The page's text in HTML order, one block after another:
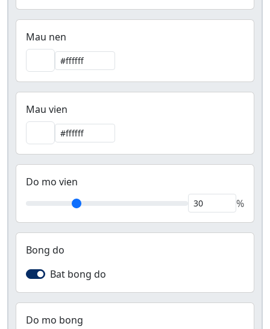
Mau nen
Mau vien
Do mo vien
%
Bong do
Bat bong do
Do mo bong